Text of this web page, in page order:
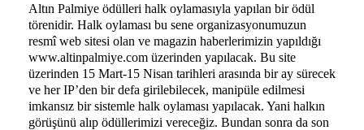
Altın Palmiye ödülleri halk oylamasıyla yapılan bir ödül
törenidir. Halk oylaması bu sene organizasyonumuzun
resmî web sitesi olan ve magazin haberlerimizin yapıldığı
www.altinpalmiye.com üzerinden yapılacak. Bu site
üzerinden 15 Mart-15 Nisan tarihleri arasında bir ay sürecek
ve her IP’den bir defa girilebilecek, manipüle edilmesi
imkansız bir sistemle halk oylaması yapılacak. Yani halkın
görüşünü alıp ödüllerimizi vereceğiz. Bundan sonra da son